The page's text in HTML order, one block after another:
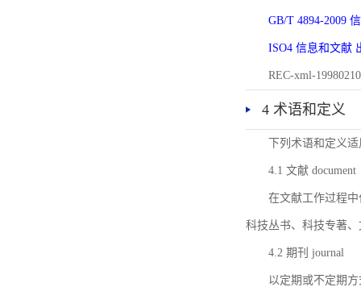
GB/T 4894-2009
ISO4 信息和文献
REC-xml-
4 术语和定义
下列术语和定义
4.1 文献 document
在文献工作过程
科技丛书、科技专著
4.2 期刊 journal
以定期或不定期